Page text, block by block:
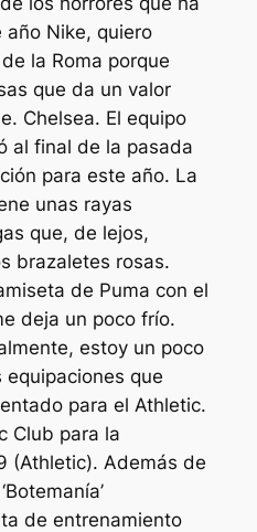
Nike, quiero
la Roma porque
que da un valor
Chelsea. El equipo
al final de la pasada
para este año. La
unas rayas
que, de lejos,
brazaletes rosas.
de Puma con el
deja un poco frío.
estoy un poco
que
para el Athletic.
Club para la
(Athletic). Además de
de entrenamiento